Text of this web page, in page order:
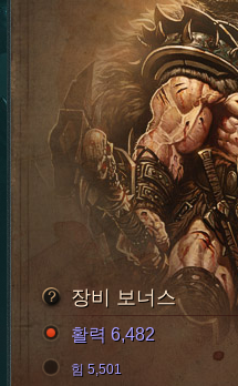
장비 보너스
활력 6,482
힘 5,501